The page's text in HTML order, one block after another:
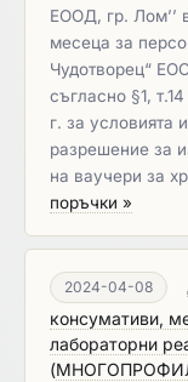
ЕООД, гр. Лом’’
месеца за
Чудотворец“
съгласно §1,
г. за условията
разрешение за
на ваучери за
поръчки »
2024-04-08
консумативи,
лабораторни
(